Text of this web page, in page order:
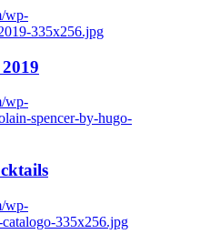
wp-
335x256.jpg
wp-
spencer-by-hugo-
wp-
335x256.jpg